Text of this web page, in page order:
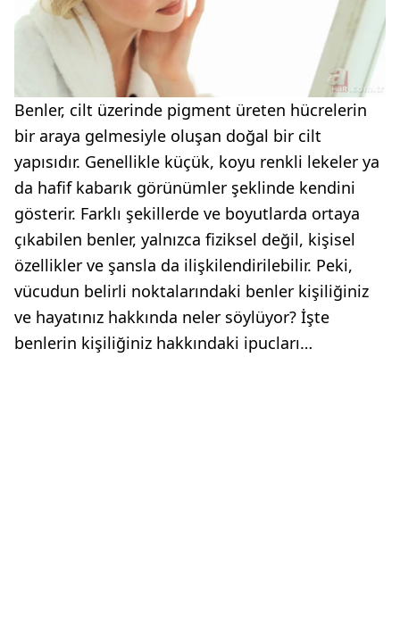
Benler, cilt üzerinde pigment üreten hücrelerin
bir araya gelmesiyle oluşan doğal bir cilt
yapısıdır. Genellikle küçük, koyu renkli lekeler ya
da hafif kabarık görünümler şeklinde kendini
gösterir. Farklı şekillerde ve boyutlarda ortaya
çıkabilen benler, yalnızca fiziksel değil, kişisel
özellikler ve şansla da ilişkilendirilebilir. Peki,
vücudun belirli noktalarındaki benler kişiliğiniz
ve hayatınız hakkında neler söylüyor? İşte
benlerin kişiliğiniz hakkındaki ipucları…